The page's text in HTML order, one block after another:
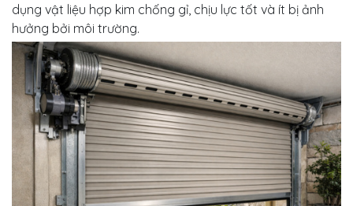
dụng vật liệu hợp kim chống gỉ, chịu lực tốt và ít bị ảnh
hưởng bởi môi trường.